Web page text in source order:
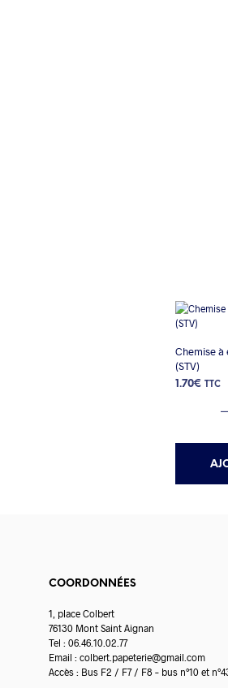
Chemise à
(STV)
1.70€ TTC
COORDONNÉES
1, place Colbert
76130 Mont Saint Aignan
Tel : 06.46.10.02.77
Email : colbert.papeterie@gmail.com
Accès : Bus F2 / F7 / F8 – bus n°10 et